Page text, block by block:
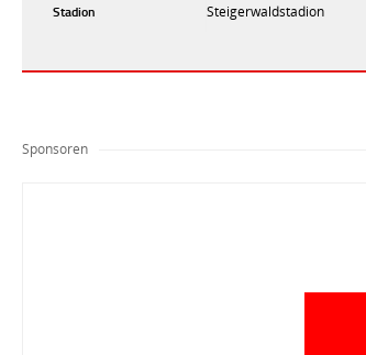
Stadion
Steigerwaldstadion
Sponsoren